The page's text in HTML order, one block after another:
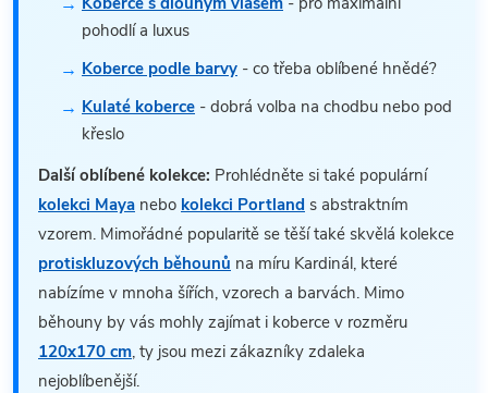
pohodlí a luxus
Koberce podle barvy - co třeba oblíbené hnědé?
Kulaté koberce - dobrá volba na chodbu nebo pod
křeslo
Další oblíbené kolekce: Prohlédněte si také populární
kolekci Maya nebo kolekci Portland s abstraktním
vzorem. Mimořádné popularitě se těší také skvělá kolekce
protiskluzových běhounů na míru Kardinál, které
nabízíme v mnoha šířích, vzorech a barvách. Mimo
běhouny by vás mohly zajímat i koberce v rozměru
120x170 cm, ty jsou mezi zákazníky zdaleka
nejoblíbenější.